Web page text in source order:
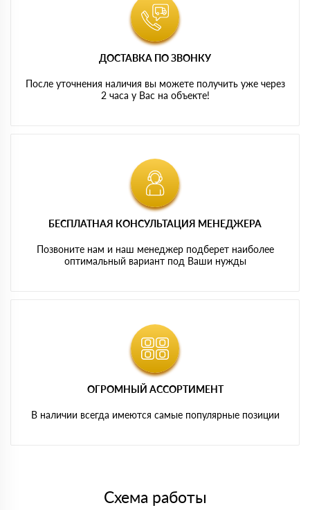
ДОСТАВКА ПО ЗВОНКУ
После уточнения наличия вы можете получить уже через
2 часа у Вас на объекте!
БЕСПЛАТНАЯ КОНСУЛЬТАЦИЯ МЕНЕДЖЕРА
Позвоните нам и наш менеджер подберет наиболее
оптимальный вариант под Ваши нужды
ОГРОМНЫЙ АССОРТИМЕНТ
В наличии всегда имеются самые популярные позиции
Схема работы